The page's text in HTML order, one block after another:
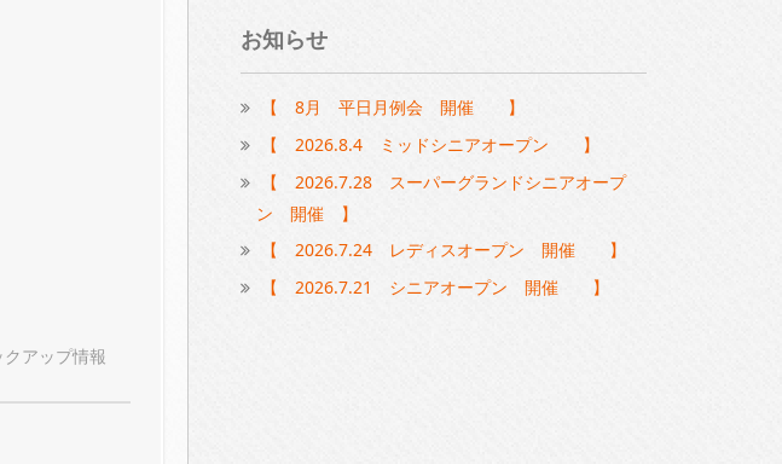
クアップ情報
お知らせ
【 8月 平日月例会 開催 】
【 2026.8.4 ミッドシニアオープン 】
【 2026.7.28 スーパーグランドシニアオープ
ン 開催 】
【 2026.7.24 レディスオープン 開催 】
【 2026.7.21 シニアオープン 開催 】